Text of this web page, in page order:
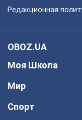
Редакционная
OBOZ.UA
Моя Школа
Мир
Спорт